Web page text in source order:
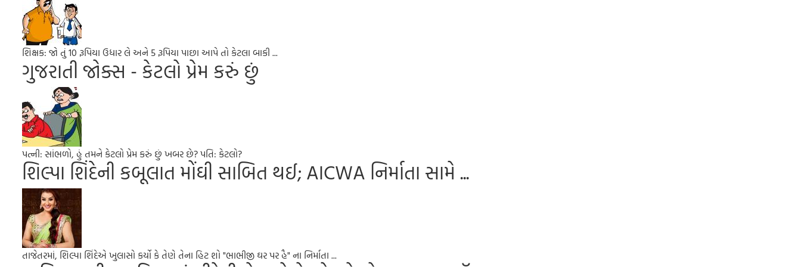
શિક્ષક: જો તું 10 રૂપિયા ઉધાર લે અને 5 રૂપિયા પાછા આપે તો કેટલા બાકી ...
ગુજરાતી જોક્સ - કેટલો પ્રેમ કરું છું
પત્ની: સાંભળો, હું તમને કેટલો પ્રેમ કરું છું ખબર છે? પતિ: કેટલો?
શિલ્પા શિંદેની કબૂલાત મોંઘી સાબિત થઈ; AICWA નિર્માતા સામે ...
તાજેતરમાં, શિલ્પા શિંદેએ ખુલાસો કર્યો કે તેણે તેના હિટ શો "ભાભીજી ઘર પર હૈ" ના નિર્માતા ...